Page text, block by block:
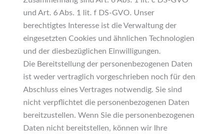
und Art. 6 Abs. 1 lit. f DS-GVO. Unser
berechtigtes Interesse ist die Verwaltung der
eingesetzten Cookies und ähnlichen Technologien
und der diesbezüglichen Einwilligungen.
Die Bereitstellung der personenbezogenen Daten
ist weder vertraglich vorgeschrieben noch für den
Abschluss eines Vertrages notwendig. Sie sind
nicht verpflichtet die personenbezogenen Daten
bereitzustellen. Wenn Sie die personenbezogenen
Daten nicht bereitstellen, können wir Ihre